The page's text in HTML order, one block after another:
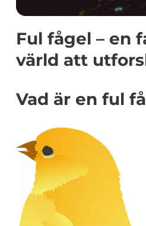
Ful fågel – en
värld att
Vad är en ful